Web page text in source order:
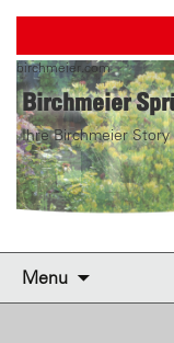
Birchmeier
Ihre Birchmeier Story
birchmeier.com
Menu